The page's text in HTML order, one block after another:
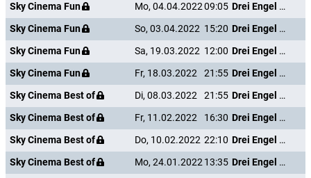
Sky Cinema Fun
Mo, 04.04.202209:05
Drei Engel für Charlie - Volle Power
Sky Cinema Fun
So, 03.04.2022 15:20
Drei Engel für Charlie - Volle Power
Sky Cinema Fun
Sa, 19.03.2022 12:00
Drei Engel für Charlie - Volle Power
Sky Cinema Fun
Fr, 18.03.2022 21:55
Drei Engel für Charlie - Volle Power
Sky Cinema Best of
Di, 08.03.2022 21:55
Drei Engel für Charlie - Volle Power
Sky Cinema Best of
Fr, 11.02.2022 16:30
Drei Engel für Charlie - Volle Power
Sky Cinema Best of
Do, 10.02.2022 22:10
Drei Engel für Charlie - Volle Power
Sky Cinema Best of
Mo, 24.01.202213:35
Drei Engel für Charlie - Volle Power